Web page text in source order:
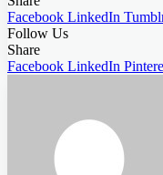
Facebook LinkedIn
Follow Us
Share
Facebook LinkedIn